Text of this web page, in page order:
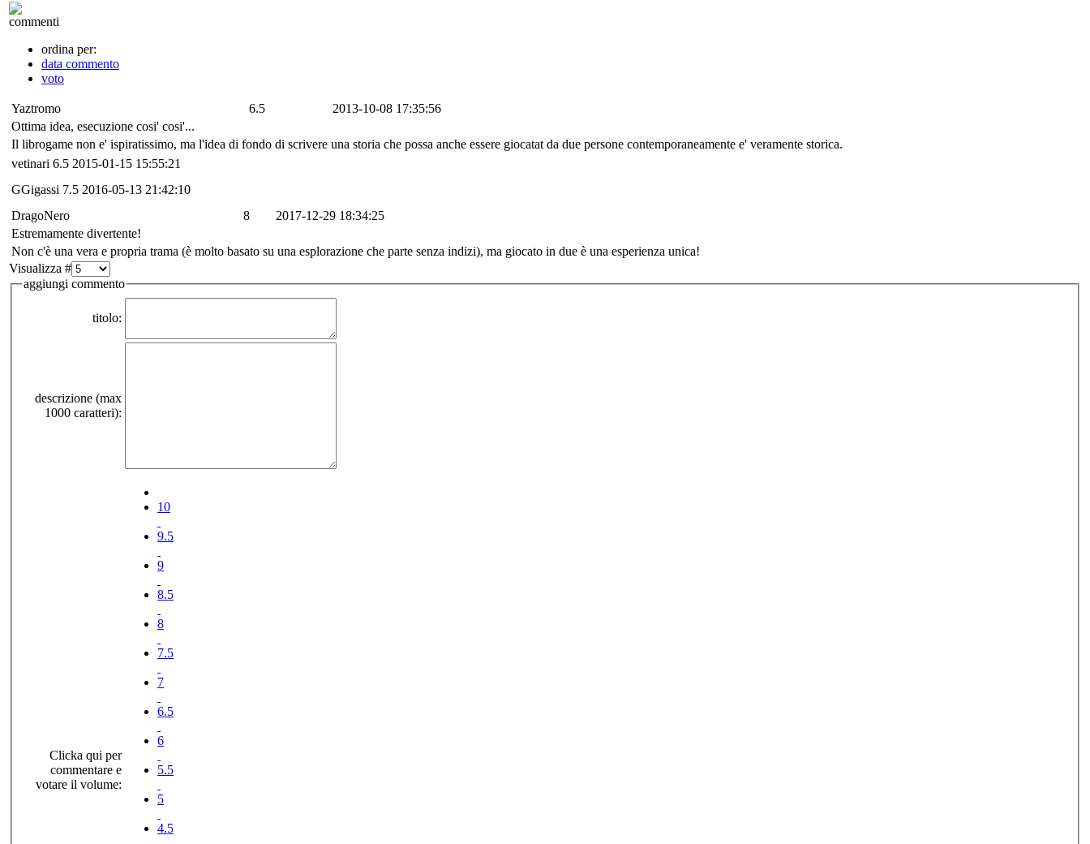
commenti
ordina per:
data commento
voto
Yaztromo 6.5
2013-10-08 17:35:56
Ottima idea, esecuzione cosi' cosi'...
Il librogame non e' ispiratissimo, ma l'idea di fondo di scrivere una storia che possa anche essere giocatat da due persone contemporaneamente e' veramente storica.
vetinari 6.5 2015-01-15 15:55:21
GGigassi 7.5 2016-05-13 21:42:10
DragoNero
8
2017-12-29 18:34:25
Estremamente divertente!
Non c'è una vera e propria trama (è molto basato su una esplorazione che parte senza indizi), ma giocato in due è una esperienza unica!
Visualizza #
aggiungi commento
titolo:
descrizione (max
1000 caratteri):
Clicka qui per
commentare e
votare il volume:
10
9.5
9
8.5
8
7.5
7
6.5
6
5.5
5
4.5